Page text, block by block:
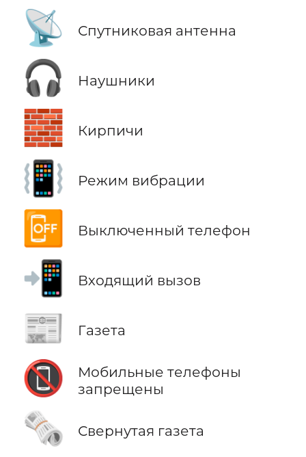
📡 Спутниковая антенна
🎧 Наушники
🧱 Кирпичи
📳 Режим вибрации
📴 Выключенный телефон
📲 Входящий вызов
📰 Газета
📵
Мобильные телефоны
запрещены
🗞️ Свернутая газета